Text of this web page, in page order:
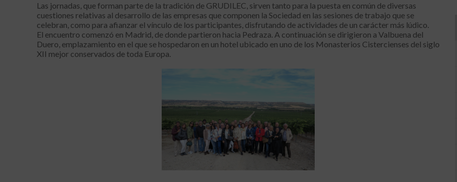
Las jornadas, que forman parte de la tradición de GRUDILEC, sirven tanto para la puesta en común de diversas
cuestiones relativas al desarrollo de las empresas que componen la Sociedad en las sesiones de trabajo que se
celebran, como para afianzar el vínculo de los participantes, disfrutando de actividades de un carácter más lúdico.
El encuentro comenzó en Madrid, de donde partieron hacia Pedraza. A continuación se dirigieron a Valbuena del
Duero, emplazamiento en el que se hospedaron en un hotel ubicado en uno de los Monasterios Cistercienses del siglo
XII mejor conservados de toda Europa.